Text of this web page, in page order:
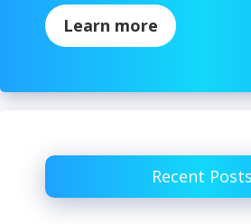
Learn more
Recent Posts